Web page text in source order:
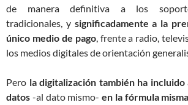
de manera definitiva a los
tradicionales, y significadamente a la
único medio de pago, frente a radio,
los medios digitales de orientación
Pero la digitalización también ha incluido
datos -al dato mismo-en la fórmula